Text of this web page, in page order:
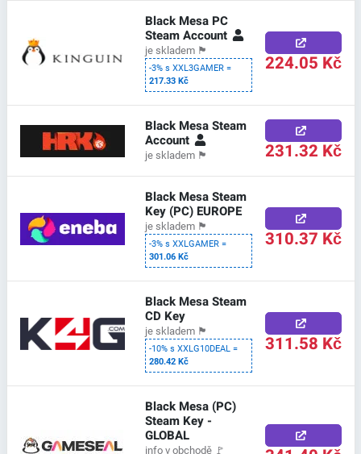
Black Mesa PC
Steam Account
je skladem 🏴
-3% s XXL3GAMER =
217.33 Kč
224.05 Kč
Black Mesa Steam
Account
je skladem 🏴 231.32 Kč
Black Mesa Steam
Key (PC) EUROPE
je skladem 🏴
-3% s XXLGAMER =
301.06 Kč
310.37 Kč
Black Mesa Steam
CD Key
je skladem 🏴
-10% s XXLG10DEAL =
280.42 Kč
311.58 Kč
Black Mesa (PC)
Steam Key -
GLOBAL
info v obchodě 🚩